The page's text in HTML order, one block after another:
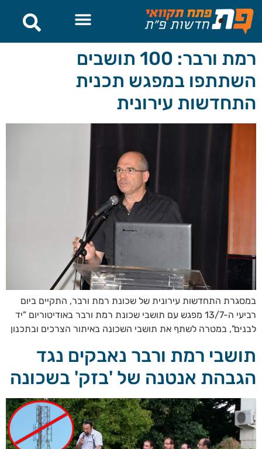
לתוכן
רמת ורבר: 100 תושבים
השתתפו במפגש תכנית
התחדשות עירונית
במסגרת התחדשות עירונית של שכונת רמת ורבר, התקיים ביום
רביעי ה-13/7 מפגש עם תושבי שכונת רמת ורבר באודיטוריום "יד
לבנים", במטרה לשתף את תושבי השכונה באיתור הצרכים ובתכנון
תושבי רמת ורבר נאבקים נגד
הגבהת אנטנה של 'בזק' בשכונה